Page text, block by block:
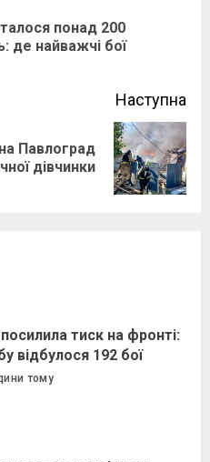
понад 200
де найважчі бої
Наступна
Павлоград
дівчинки
тиск на фронті:
відбулося 192 бої
тому